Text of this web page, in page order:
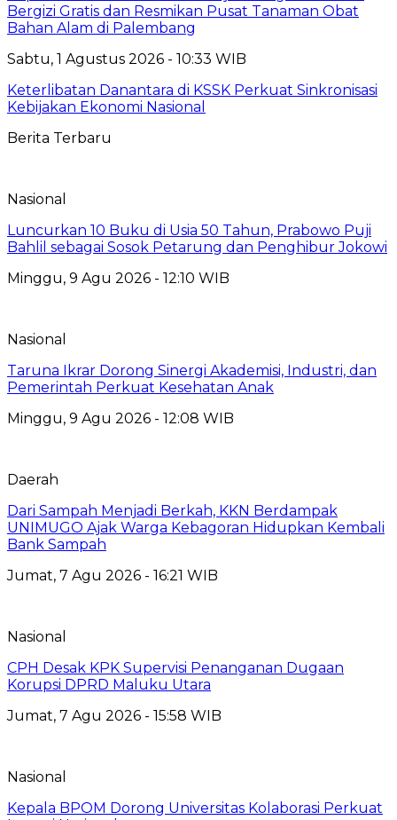
Bergizi Gratis dan Resmikan Pusat Tanaman Obat
Bahan Alam di Palembang
Sabtu, 1 Agustus 2026 - 10:33 WIB
Keterlibatan Danantara di KSSK Perkuat Sinkronisasi
Kebijakan Ekonomi Nasional
Berita Terbaru
Nasional
Luncurkan 10 Buku di Usia 50 Tahun, Prabowo Puji
Bahlil sebagai Sosok Petarung dan Penghibur Jokowi
Minggu, 9 Agu 2026 - 12:10 WIB
Nasional
Taruna Ikrar Dorong Sinergi Akademisi, Industri, dan
Pemerintah Perkuat Kesehatan Anak
Minggu, 9 Agu 2026 - 12:08 WIB
Daerah
Dari Sampah Menjadi Berkah, KKN Berdampak
UNIMUGO Ajak Warga Kebagoran Hidupkan Kembali
Bank Sampah
Jumat, 7 Agu 2026 - 16:21 WIB
Nasional
CPH Desak KPK Supervisi Penanganan Dugaan
Korupsi DPRD Maluku Utara
Jumat, 7 Agu 2026 - 15:58 WIB
Nasional
Kepala BPOM Dorong Universitas Kolaborasi Perkuat